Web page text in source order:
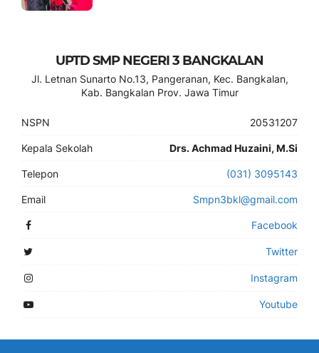
UPTD SMP NEGERI 3 BANGKALAN
Jl. Letnan Sunarto No.13, Pangeranan, Kec. Bangkalan,
Kab. Bangkalan Prov. Jawa Timur
NSPN 20531207
Kepala Sekolah Drs. Achmad Huzaini, M.Si
Telepon (031) 3095143
Email Smpn3bkl@gmail.com
Facebook
Twitter
Instagram
Youtube